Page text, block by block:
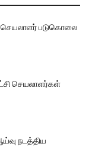
செயலாளர் படுகொலை
செயலாளர்கள்
நடத்திய